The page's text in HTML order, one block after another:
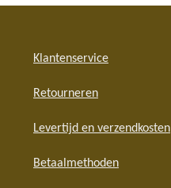
Klantenservice
Retourneren
Levertijd en verzendkosten
Betaalmethoden